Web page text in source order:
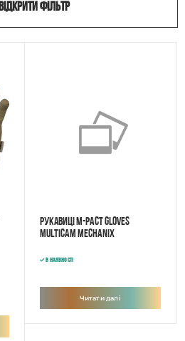
Відкрити фільтр
Рукавиці M-PACT GLOVES
MULTICAM Mechanix
В наявності
Читати далі